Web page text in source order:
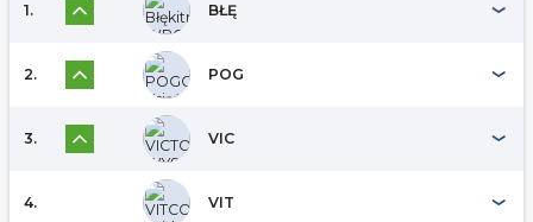
1. BŁĘ
2. POG
3. VIC
4. VIT